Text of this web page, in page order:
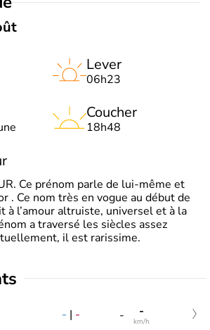
Lever
06h23
Coucher
18h48
Ce prénom parle de lui-même et
. Ce nom très en vogue au début de
à l’amour altruiste, universel et à la
a traversé les siècles assez
il est rarissime.
- | - - -
km/h